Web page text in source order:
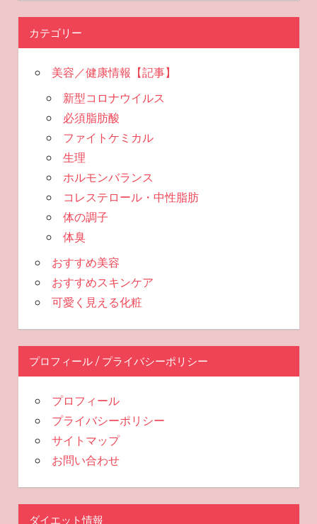
カテゴリー
美容／健康情報【記事】
新型コロナウイルス
必須脂肪酸
ファイトケミカル
生理
ホルモンバランス
コレステロール・中性脂肪
体の調子
体臭
おすすめ美容
おすすめスキンケア
可愛く見える化粧
プロフィール / プライバシーポリシー
プロフィール
プライバシーポリシー
サイトマップ
お問い合わせ
ダイエット情報